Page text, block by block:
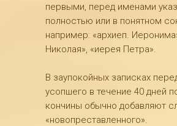
первыми, перед именами
полностью или в понятном
например: «архиеп.
Николая», «иерея Петра».
В заупокойных записках
усопшего в течение 40 дней
кончины обычно добавляют
«новопреставленного».